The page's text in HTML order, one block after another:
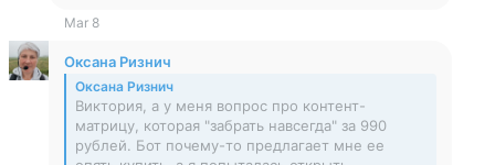
Mar 8
Оксана Ризнич
Оксана Ризнич
Виктория, а у меня вопрос про контент-
матрицу, которая "забрать навсегда" за 990
рублей. Бот почему-то предлагает мне ее